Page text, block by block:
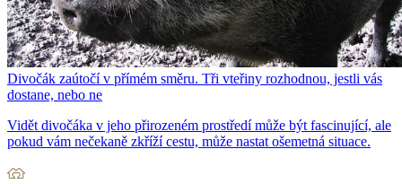
Divočák zaútočí v přímém směru. Tři vteřiny rozhodnou, jestli vás
dostane, nebo ne
Vidět divočáka v jeho přirozeném prostředí může být fascinující, ale
pokud vám nečekaně zkříží cestu, může nastat ošemetná situace.